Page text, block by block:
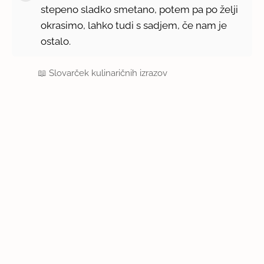
stepeno sladko smetano, potem pa po želji
okrasimo, lahko tudi s sadjem, če nam je
ostalo.
📖Slovarček kulinaričnih izrazov